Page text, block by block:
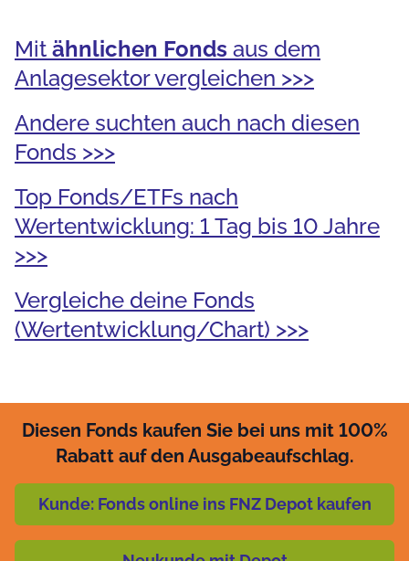
Mit ähnlichen Fonds aus dem
Anlagesektor vergleichen >>>
Andere suchten auch nach diesen
Fonds >>>
Top Fonds/ETFs nach
Wertentwicklung: 1 Tag bis 10 Jahre
>>>
Vergleiche deine Fonds
(Wertentwicklung/Chart) >>>
Diesen Fonds kaufen Sie bei uns mit 100%
Rabatt auf den Ausgabeaufschlag.
Kunde: Fonds online ins FNZ Depot kaufen